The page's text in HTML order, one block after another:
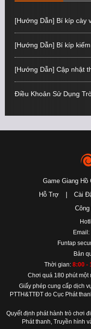
[Hướng Dẫn] Bí kíp cày
[Hướng Dẫn] Bí kíp
[Hướng Dẫn] Cập nhật
Điều Khoản Sử Dụng
Game Giang Hồ
Hỗ Trợ
Cài
Email:
Funtap
Bản
Thời gian: 8:00 -
Chơi quá 180 phút một
Giấy phép cung cấp dịch
PTTH&TTĐT do Cục Phát
Quyết định phát hành trò chơi
Phát thanh, Truyền hình